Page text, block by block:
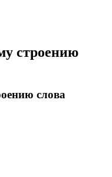
строению
слова